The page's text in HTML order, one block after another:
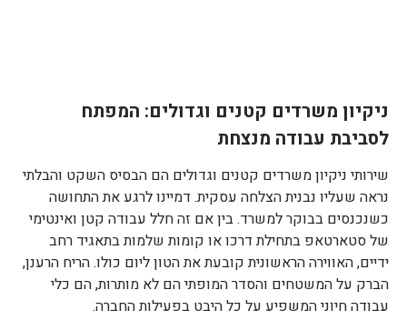
ניקיון משרדים קטנים וגדולים: המפתח
לסביבת עבודה מנצחת
שירותי ניקיון משרדים קטנים וגדולים הם הבסיס השקט והבלתי
נראה שעליו נבנית הצלחה עסקית. דמיינו לרגע את התחושה
כשנכנסים בבוקר למשרד. בין אם זה חלל עבודה קטן ואינטימי
של סטארטאפ בתחילת דרכו או קומות שלמות בתאגיד רחב
ידיים, האווירה הראשונית קובעת את הטון ליום כולו. הריח הרענן,
הברק על המשטחים והסדר המופתי הם לא מותרות, הם כלי
עבודה חיוני המשפיע על כל היבט בפעילות החברה.